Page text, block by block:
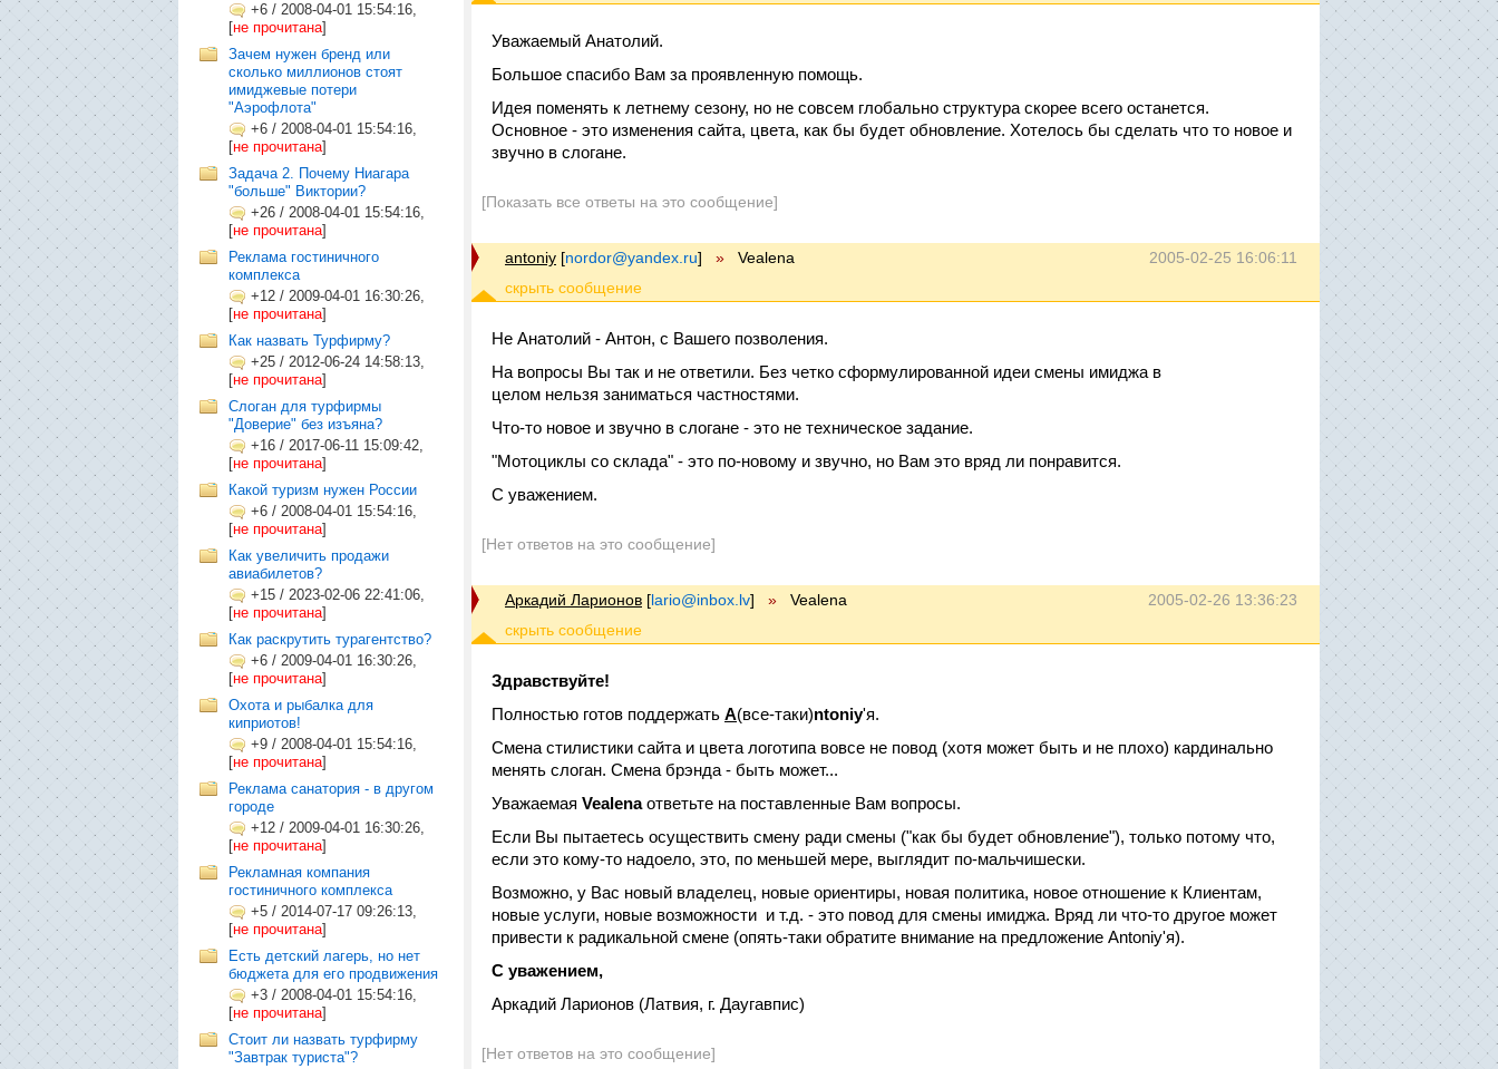
+6 / 2008-04-01 15:54:16,
[не прочитана]
Зачем нужен бренд или
сколько миллионов стоят
имиджевые потери
"Аэрофлота"
+6 / 2008-04-01 15:54:16,
[не прочитана]
Задача 2. Почему Ниагара
"больше" Виктории?
+26 / 2008-04-01 15:54:16,
[не прочитана]
Реклама гостиничного
комплекса
+12 / 2009-04-01 16:30:26,
[не прочитана]
Как назвать Турфирму?
+25 / 2012-06-24 14:58:13,
[не прочитана]
Слоган для турфирмы
"Доверие" без изъяна?
+16 / 2017-06-11 15:09:42,
[не прочитана]
Какой туризм нужен России
+6 / 2008-04-01 15:54:16,
[не прочитана]
Как увеличить продажи
авиабилетов?
+15 / 2023-02-06 22:41:06,
[не прочитана]
Как раскрутить турагентство?
+6 / 2009-04-01 16:30:26,
[не прочитана]
Охота и рыбалка для
киприотов!
+9 / 2008-04-01 15:54:16,
[не прочитана]
Реклама санатория - в другом
городе
+12 / 2009-04-01 16:30:26,
[не прочитана]
Рекламная компания
гостиничного комплекса
+5 / 2014-07-17 09:26:13,
[не прочитана]
Есть детский лагерь, но нет
бюджета для его продвижения
+3 / 2008-04-01 15:54:16,
[не прочитана]
Стоит ли назвать турфирму
"Завтрак туриста"?
Уважаемый Анатолий.
Большое спасибо Вам за проявленную помощь.
Идея поменять к летнему сезону, но не совсем глобально структура скорее всего останется.
Основное - это изменения сайта, цвета, как бы будет обновление. Хотелось бы сделать что то новое и
звучно в слогане.
[Показать все ответы на это сообщение]
2005-02-25 16:06:11
antoniy [nordor@yandex.ru] » Vealena
Не Анатолий - Антон, с Вашего позволения.
На вопросы Вы так и не ответили. Без четко сформулированной идеи смены имиджа в
целом нельзя заниматься частностями.
Что-то новое и звучно в слогане - это не техническое задание.
"Мотоциклы со склада" - это по-новому и звучно, но Вам это вряд ли понравится.
С уважением.
[Нет ответов на это сообщение]
2005-02-26 13:36:23
Аркадий Ларионов [lario@inbox.lv] » Vealena
Здравствуйте!
Полностью готов поддержать А(все-таки)ntoniy'я.
Смена стилистики сайта и цвета логотипа вовсе не повод (хотя может быть и не плохо) кардинально
менять слоган. Смена брэнда - быть может...
Уважаемая Vealenaответьте на поставленные Вам вопросы.
Если Вы пытаетесь осуществить смену ради смены ("как бы будет обновление"), только потому что,
если это кому-то надоело, это, по меньшей мере, выглядит по-мальчишески.
Возможно, у Вас новый владелец, новые ориентиры, новая политика, новое отношение к Клиентам,
новые услуги, новые возможности и т.д. - это повод для смены имиджа. Вряд ли что-то другое может
привести к радикальной смене (опять-таки обратите внимание на предложение Antoniy'я).
С уважением,
Аркадий Ларионов (Латвия, г. Даугавпис)
[Нет ответов на это сообщение]